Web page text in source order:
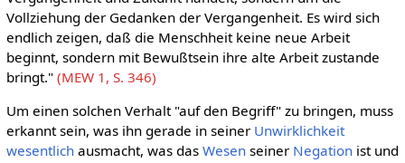
Vollziehung der Gedanken der Vergangenheit. Es wird sich
endlich zeigen, daß die Menschheit keine neue Arbeit
beginnt, sondern mit Bewußtsein ihre alte Arbeit zustande
bringt." (MEW 1, S. 346)
Um einen solchen Verhalt "auf den Begriff" zu bringen, muss
erkannt sein, was ihn gerade in seiner Unwirklichkeit
wesentlichausmacht, was das Wesenseiner Negationist und